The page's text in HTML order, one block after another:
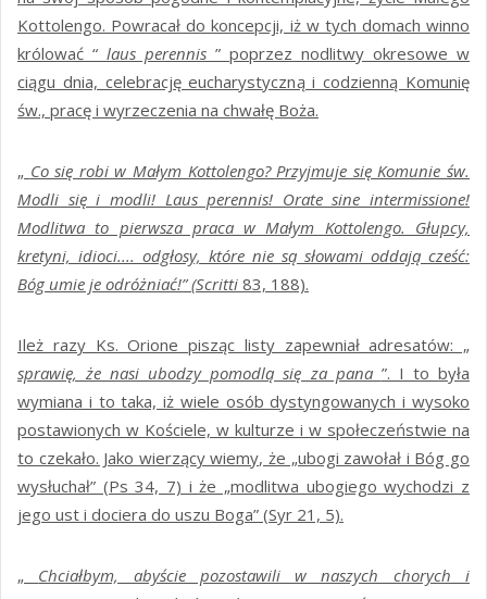
Kottolengo. Powracał do koncepcji, iż w tych domach winno
królować “ laus perennis ” poprzez nodlitwy okresowe w
ciągu dnia, celebrację eucharystyczną i codzienną Komunię
św., pracę i wyrzeczenia na chwałę Boża.
„ Co się robi w Małym Kottolengo? Przyjmuje się Komunie św.
Modli się i modli! Laus perennis! Orate sine intermissione!
Modlitwa to pierwsza praca w Małym Kottolengo. Głupcy,
kretyni, idioci.... odgłosy, które nie są słowami oddają cześć:
Bóg umie je odróżniać!” (Scritti 83, 188).
Ileż razy Ks. Orione pisząc listy zapewniał adresatów: „
sprawię, że nasi ubodzy pomodlą się za pana ”. I to była
wymiana i to taka, iż wiele osób dystyngowanych i wysoko
postawionych w Kościele, w kulturze i w społeczeństwie na
to czekało. Jako wierzący wiemy, że „ubogi zawołał i Bóg go
wysłuchał” (Ps 34, 7) i że „modlitwa ubogiego wychodzi z
jego ust i dociera do uszu Boga” (Syr 21, 5).
„ Chciałbym, abyście pozostawili w naszych chorych i